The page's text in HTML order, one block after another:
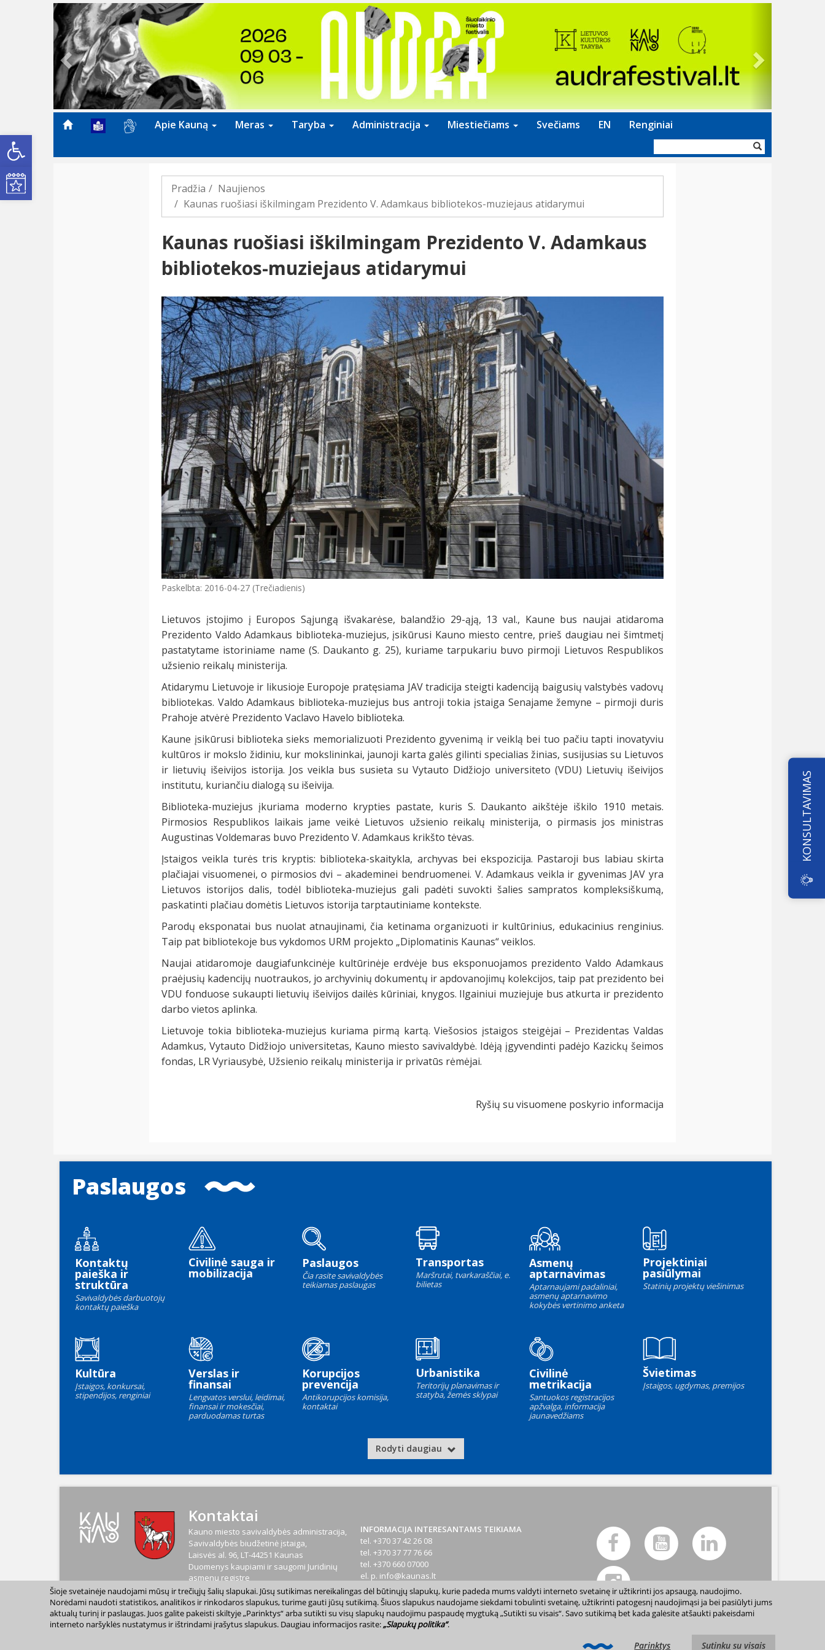
Open toolbar
Kultūros renginiai
Previous
Apie Kauną Meras Taryba Administracija Miestiečiams Svečiams EN Renginiai
forma
Pradžia
Naujienos
Kaunas ruošiasi iškilmingam Prezidento V. Adamkaus bibliotekos-muziejaus atidarymui
Kaunas ruošiasi iškilmingam Prezidento V. Adamkaus
bibliotekos-muziejaus atidarymui
Paskelbta: 2016-04-27 (Trečiadienis)
Lietuvos įstojimo į Europos Sąjungą išvakarėse, balandžio 29-ąją, 13 val., Kaune bus naujai atidaroma
Prezidento Valdo Adamkaus biblioteka-muziejus, įsikūrusi Kauno miesto centre, prieš daugiau nei šimtmetį
pastatytame istoriniame name (S. Daukanto g. 25), kuriame tarpukariu buvo pirmoji Lietuvos Respublikos
užsienio reikalų ministerija.
Atidarymu Lietuvoje ir likusioje Europoje pratęsiama JAV tradicija steigti kadenciją baigusių valstybės vadovų
bibliotekas. Valdo Adamkaus biblioteka-muziejus bus antroji tokia įstaiga Senajame žemyne – pirmoji duris
Prahoje atvėrė Prezidento Vaclavo Havelo biblioteka.
Kaune įsikūrusi biblioteka sieks memorializuoti Prezidento gyvenimą ir veiklą bei tuo pačiu tapti inovatyviu
kultūros ir mokslo židiniu, kur mokslininkai, jaunoji karta galės gilinti specialias žinias, susijusias su Lietuvos
ir lietuvių išeivijos istorija. Jos veikla bus susieta su Vytauto Didžiojo universiteto (VDU) Lietuvių išeivijos
institutu, kuriančiu dialogą su išeivija.
Biblioteka-muziejus įkuriama moderno krypties pastate, kuris S. Daukanto aikštėje iškilo 1910 metais.
Pirmosios Respublikos laikais jame veikė Lietuvos užsienio reikalų ministerija, o pirmasis jos ministras
Augustinas Voldemaras buvo Prezidento V. Adamkaus krikšto tėvas.
Įstaigos veikla turės tris kryptis: biblioteka-skaitykla, archyvas bei ekspozicija. Pastaroji bus labiau skirta
plačiajai visuomenei, o pirmosios dvi – akademinei bendruomenei. V. Adamkaus veikla ir gyvenimas JAV yra
Lietuvos istorijos dalis, todėl biblioteka-muziejus gali padėti suvokti šalies sampratos kompleksiškumą,
paskatinti plačiau domėtis Lietuvos istorija tarptautiniame kontekste.
Parodų eksponatai bus nuolat atnaujinami, čia ketinama organizuoti ir kultūrinius, edukacinius renginius.
Taip pat bibliotekoje bus vykdomos URM projekto „Diplomatinis Kaunas“ veiklos.
Naujai atidaromoje daugiafunkcinėje kultūrinėje erdvėje bus eksponuojamos prezidento Valdo Adamkaus
praėjusių kadencijų nuotraukos, jo archyvinių dokumentų ir apdovanojimų kolekcijos, taip pat prezidento bei
VDU fonduose sukaupti lietuvių išeivijos dailės kūriniai, knygos. Ilgainiui muziejuje bus atkurta ir prezidento
darbo vietos aplinka.
Lietuvoje tokia biblioteka-muziejus kuriama pirmą kartą. Viešosios įstaigos steigėjai – Prezidentas Valdas
Adamkus, Vytauto Didžiojo universitetas, Kauno miesto savivaldybė. Idėją įgyvendinti padėjo Kazickų šeimos
fondas, LR Vyriausybė, Užsienio reikalų ministerija ir privatūs rėmėjai.
Ryšių su visuomene poskyrio informacija
Paslaugos
Kontaktų
paieška ir
struktūra
Savivaldybės darbuotojų
kontaktų paieška
Civilinė sauga ir
mobilizacija
Paslaugos
Čia rasite savivaldybės
teikiamas paslaugas
Transportas
Maršrutai, tvarkaraščiai, e.
bilietas
Asmenų
aptarnavimas
Aptarnaujami padaliniai,
asmenų aptarnavimo
kokybės vertinimo anketa
Projektiniai
pasiūlymai
Statinių projektų viešinimas
Kultūra
Įstaigos, konkursai,
stipendijos, renginiai
Verslas ir
finansai
Lengvatos verslui, leidimai,
finansai ir mokesčiai,
parduodamas turtas
Korupcijos
prevencija
Antikorupcijos komisija,
kontaktai
Urbanistika
Teritorijų planavimas ir
statyba, žemės sklypai
Civilinė
metrikacija
Santuokos registracijos
apžvalga, informacija
jaunavedžiams
Švietimas
Įstaigos, ugdymas, premijos
Rodyti daugiau
Kontaktai
Kauno miesto savivaldybės administracija,
Savivaldybės biudžetinė įstaiga,
Laisvės al. 96, LT-44251 Kaunas
Duomenys kaupiami ir saugomi Juridinių
asmenų registre
Kodas188764867
PVM mokėtojo kodasLT 887648610
INFORMACIJA INTERESANTAMS TEIKIAMA
tel. +370 37 42 26 08
tel. +370 37 77 76 66
tel. +370 660 07000
el. p. info@kaunas.lt
2023 m. Kauno miesto savivaldybė. Kopijuoti ir platinti www.kaunas.lt skelbiamą informaciją be autorių sutikimo draudžiama. |
Šioje svetainėje naudojami mūsų ir trečiųjų šalių slapukai. Jūsų sutikimas nereikalingas dėl būtinųjų slapukų, kurie padeda mums valdyti interneto svetainę ir užtikrinti jos apsaugą, naudojimo.
Norėdami naudoti statistikos, analitikos ir rinkodaros slapukus, turime gauti jūsų sutikimą. Šiuos slapukus naudojame siekdami tobulinti svetainę, užtikrinti patogesnį naudojimąsi ja bei pasiūlyti jums
aktualų turinį ir paslaugas. Juos galite pakeisti skiltyje „Parinktys“ arba sutikti su visų slapukų naudojimu paspaudę mygtuką „Sutikti su visais“. Savo sutikimą bet kada galėsite atšaukti pakeisdami
interneto naršyklės nustatymus ir ištrindami įrašytus slapukus. Daugiau informacijos rasite:„Slapukų politika“.
Parinktys Sutinku su visais
KONSULTAVIMAS